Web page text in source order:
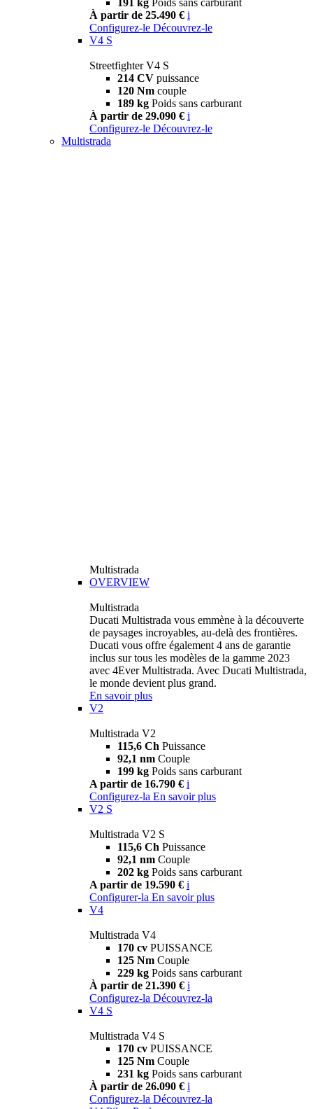
À partir de 25.490 € i
Configurez-le Découvrez-le
V4 S
Streetfighter V4 S
214 CV puissance
120 Nm couple
189 kg Poids sans carburant
À partir de 29.090 € i
Configurez-le Découvrez-le
Multistrada
Multistrada
OVERVIEW
Multistrada
Ducati Multistrada vous emmène à la découverte
de paysages incroyables, au-delà des frontières.
Ducati vous offre également 4 ans de garantie
inclus sur tous les modèles de la gamme 2023
avec 4Ever Multistrada. Avec Ducati Multistrada,
le monde devient plus grand.
En savoir plus
V2
Multistrada V2
115,6 Ch Puissance
92,1 nm Couple
199 kg Poids sans carburant
A partir de 16.790 € i
Configurez-la En savoir plus
V2 S
Multistrada V2 S
115,6 Ch Puissance
92,1 nm Couple
202 kg Poids sans carburant
A partir de 19.590 € i
Configurer-la En savoir plus
V4
Multistrada V4
170 cv PUISSANCE
125 Nm Couple
229 kg Poids sans carburant
À partir de 21.390 € i
Configurez-la Découvrez-la
V4 S
Multistrada V4 S
170 cv PUISSANCE
125 Nm Couple
231 kg Poids sans carburant
À partir de 26.090 € i
Configurez-la Découvrez-la